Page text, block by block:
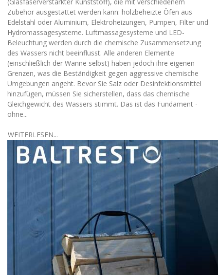
Zubehör ausgestattet werden kann: holzbeheizte Öfen aus
Edelstahl oder Aluminium, Elektroheizungen, Pumpen, Filter und
Hydromassagesysteme. Luftmassagesysteme und LED-
Beleuchtung werden durch die chemische Zusammensetzung
des Wassers nicht beeinflusst. Alle anderen Elemente
(einschließlich der Wanne selbst) haben jedoch ihre eigenen
Grenzen, was die Beständigkeit gegen aggressive chemische
Umgebungen angeht. Bevor Sie Salz oder Desinfektionsmittel
hinzufügen, müssen Sie sicherstellen, dass das chemische
Gleichgewicht des Wassers stimmt. Das ist das Fundament -
ohne...
WEITERLESEN...